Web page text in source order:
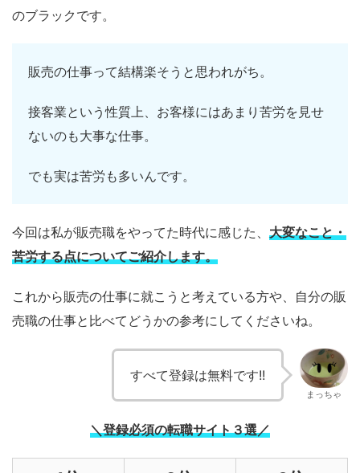
のブラックです。
販売の仕事って結構楽そうと思われがち。
接客業という性質上、お客様にはあまり苦労を見せ
ないのも大事な仕事。
でも実は苦労も多いんです。
今回は私が販売職をやってた時代に感じた、 大変なこと・
苦労する点についてご紹介します。
これから販売の仕事に就こうと考えている方や、自分の販
売職の仕事と比べてどうかの参考にしてくださいね。
すべて登録は無料です!!
まっちゃ
＼登録必須の転職サイト３選／